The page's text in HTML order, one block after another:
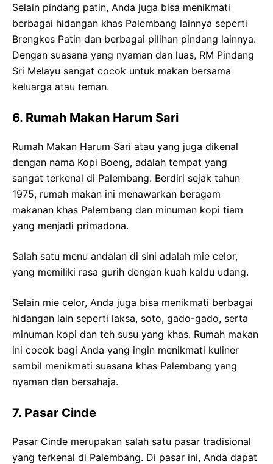
Selain pindang patin, Anda juga bisa menikmati
berbagai hidangan khas Palembang lainnya seperti
Brengkes Patin dan berbagai pilihan pindang lainnya.
Dengan suasana yang nyaman dan luas, RM Pindang
Sri Melayu sangat cocok untuk makan bersama
keluarga atau teman.
6. Rumah Makan Harum Sari
Rumah Makan Harum Sari atau yang juga dikenal
dengan nama Kopi Boeng, adalah tempat yang
sangat terkenal di Palembang. Berdiri sejak tahun
1975, rumah makan ini menawarkan beragam
makanan khas Palembang dan minuman kopi tiam
yang menjadi primadona.
Salah satu menu andalan di sini adalah mie celor,
yang memiliki rasa gurih dengan kuah kaldu udang.
Selain mie celor, Anda juga bisa menikmati berbagai
hidangan lain seperti laksa, soto, gado-gado, serta
minuman kopi dan teh susu yang khas. Rumah makan
ini cocok bagi Anda yang ingin menikmati kuliner
sambil menikmati suasana khas Palembang yang
nyaman dan bersahaja.
7. Pasar Cinde
Pasar Cinde merupakan salah satu pasar tradisional
yang terkenal di Palembang. Di pasar ini, Anda dapat